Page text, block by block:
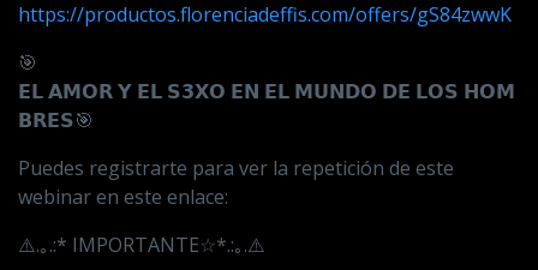
https://productos.florenciadeffis.com/offers/gS84zwwK
🎯
𝗘𝗟𝗔𝗠𝗢𝗥𝗬 𝗘𝗟 𝗦𝟯𝗫𝗢 𝗘𝗡 𝗘𝗟 𝗠𝗨𝗡𝗗𝗢 𝗗𝗘 𝗟𝗢𝗦 𝗛𝗢𝗠
𝗕𝗥𝗘𝗦🎯
Puedes registrarte para ver la repetición de este
webinar en este enlace:
⚠️.｡.:* IMPORTANTE☆*.:｡.⚠️